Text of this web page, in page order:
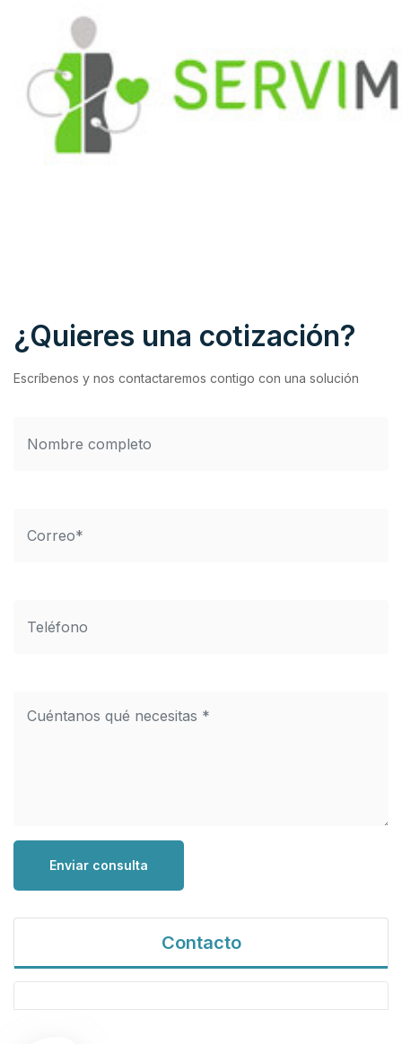
¿Quieres una cotización?
Escríbenos y nos contactaremos contigo con una solución
Enviar consulta
Contacto